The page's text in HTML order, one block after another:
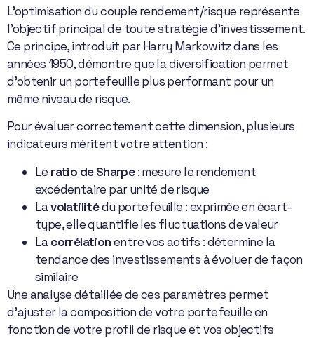
L’optimisation du couple rendement/risque représente
l’objectif principal de toute stratégie d’investissement.
Ce principe, introduit par Harry Markowitz dans les
années 1950, démontre que la diversification permet
d’obtenir un portefeuille plus performant pour un
même niveau de risque.
Pour évaluer correctement cette dimension, plusieurs
indicateurs méritent votre attention :
Le ratio de Sharpe: mesure le rendement
excédentaire par unité de risque
Lavolatilitédu portefeuille : exprimée en écart-
type, elle quantifie les fluctuations de valeur
Lacorrélationentre vos actifs : détermine la
tendance des investissements à évoluer de façon
similaire
Une analyse détaillée de ces paramètres permet
d’ajuster la composition de votre portefeuille en
fonction de votre profil de risque et vos objectifs